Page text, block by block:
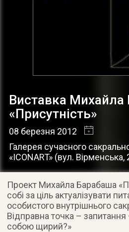
Виставка Михайла
«Присутність»
08 березня 2012
Галерея сучасного
«ICONART» (вул. Вірменська,
Проект Михайла Барабаша
собі за ціль актуалізувати
особистого внутрішнього
Відправна точка –
собою щирий?»